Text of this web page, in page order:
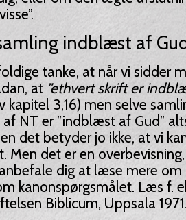
indblæst af
tanke, at når vi sidder
at ”ethvert skrift er
kapitel 3,16) men selve
af NT er ”indblæst af Gud”
det betyder jo ikke, at vi
Men det er en
dig at læse mere om
kanonspørgsmålet. Læs f.
Biblicum, Uppsala